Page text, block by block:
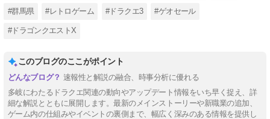
#群馬県 #レトロゲーム #ドラクエ3 #ゲオセール
#ドラゴンクエストX
このブログのここがポイント
速報性と解説の融合、時事分析に優れる
多岐にわたるドラクエ関連の動向やアップデート情報をいち早く捉え、詳
細な解説とともに展開します。最新のメインストーリーや新職業の追加、
ゲーム内の仕組みやイベントの裏側まで、幅広く深みのある情報を提供し